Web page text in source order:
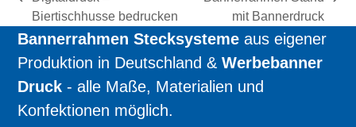
vorheriger
Beitrag:
Biertischhusse bedrucken
Nächster
Beitrag:
mit Bannerdruck
Bannerrahmen Stecksysteme aus eigener
Produktion in Deutschland &Werbebanner
Druck - alle Maße, Materialien und
Konfektionen möglich.